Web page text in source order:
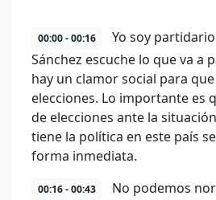
00:00 - 00:16
Yo soy
Sánchez escuche lo que va a
hay un clamor social para
elecciones. Lo importante es
de elecciones ante la
tiene la política en este país
forma inmediata.
00:16 - 00:43
No podemos